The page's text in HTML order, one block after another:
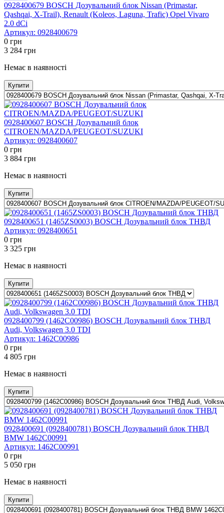
0928400679 BOSCH Дозувальний блок Nissan (Primastar,
Qashqai, X-Trail), Renault (Koleos, Laguna, Trafic) Opel Vivaro
2.0 dCi
Артикул: 0928400679
0 грн
3 284 грн
Немає в наявності
Купити
0928400607 BOSCH Дозувальний блок
CITROEN/MAZDA/PEUGEOT/SUZUKI
Артикул: 0928400607
0 грн
3 884 грн
Немає в наявності
Купити
0928400651 (1465ZS0003) BOSCH Дозувальний блок ТНВД
Артикул: 0928400651
0 грн
3 325 грн
Немає в наявності
Купити
0928400799 (1462C00986) BOSCH Дозувальний блок ТНВД
Audi, Volkswagen 3.0 TDI
Артикул: 1462C00986
0 грн
4 805 грн
Немає в наявності
Купити
0928400691 (0928400781) BOSCH Дозувальний блок ТНВД
BMW 1462C00991
Артикул: 1462C00991
0 грн
5 050 грн
Немає в наявності
Купити